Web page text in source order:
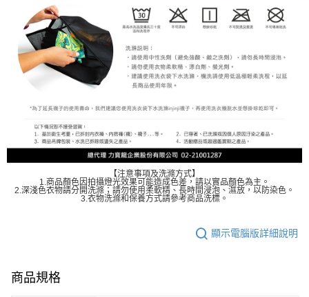
【注意事項及洗滌方式】
1.商品顏色因拍攝燈光效果可能造成色差，請以實品顏色為主。
2.深淺色衣物請分開洗滌；請勿使用柔軟精、長時間浸泡、濕放，以防染色。
3.衣物洗滌和保養方式請參考商品洗標。
顯示電腦版詳細說明
商品規格